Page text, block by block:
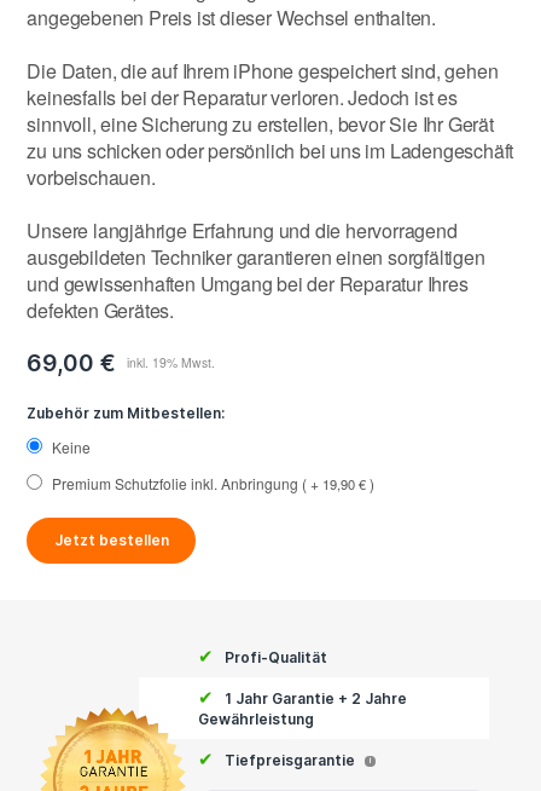
angegebenen Preis ist dieser Wechsel enthalten.
Die Daten, die auf Ihrem iPhone gespeichert sind, gehen
keinesfalls bei der Reparatur verloren. Jedoch ist es
sinnvoll, eine Sicherung zu erstellen, bevor Sie Ihr Gerät
zu uns schicken oder persönlich bei uns im Ladengeschäft
vorbeischauen.
Unsere langjährige Erfahrung und die hervorragend
ausgebildeten Techniker garantieren einen sorgfältigen
und gewissenhaften Umgang bei der Reparatur Ihres
defekten Gerätes.
69,00 €
Zubehör zum Mitbestellen:
Keine
Premium Schutzfolie inkl. Anbringung
+ 19,90 €
Jetzt bestellen
✔ Profi-Qualität
✔
1 Jahr Garantie + 2 Jahre
Gewährleistung
✔ Tiefpreisgarantie i